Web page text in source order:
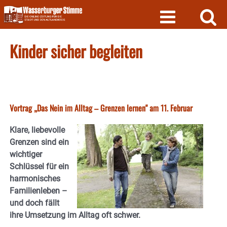
Skip
to
content
Kinder sicher begleiten
Vortrag „Das Nein im Alltag – Grenzen lernen" am 11. Februar
Klare, liebevolle
Grenzen sind ein
wichtiger
Schlüssel für ein
harmonisches
Familienleben –
und doch fällt
ihre Umsetzung im Alltag oft schwer.